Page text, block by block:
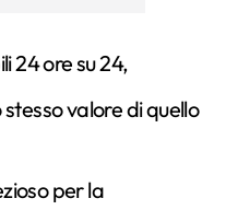
24 ore su 24,
stesso valore di quello
per la